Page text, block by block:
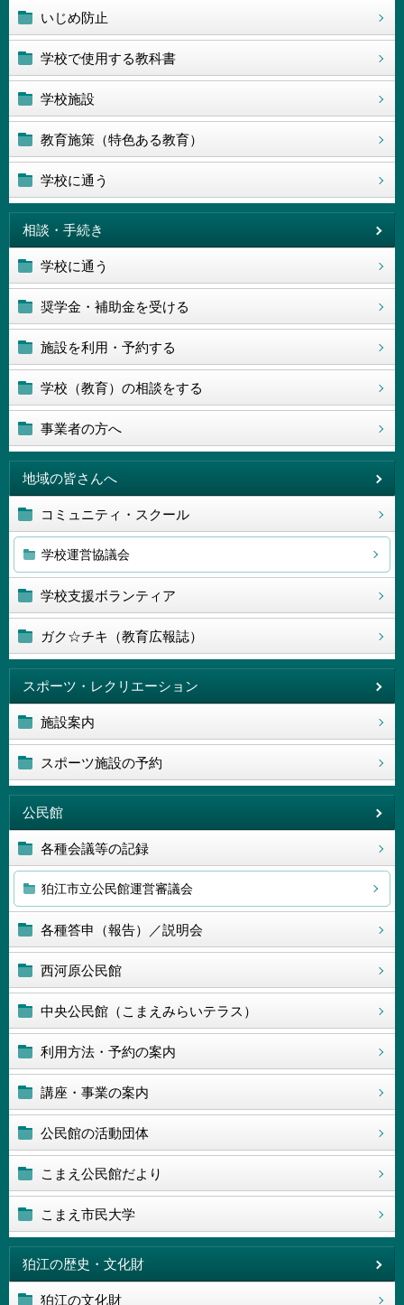
いじめ防止
学校で使用する教科書
学校施設
教育施策（特色ある教育）
学校に通う
相談・手続き
学校に通う
奨学金・補助金を受ける
施設を利用・予約する
学校（教育）の相談をする
事業者の方へ
地域の皆さんへ
コミュニティ・スクール
学校運営協議会
学校支援ボランティア
ガク☆チキ（教育広報誌）
スポーツ・レクリエーション
施設案内
スポーツ施設の予約
公民館
各種会議等の記録
狛江市立公民館運営審議会
各種答申（報告）／説明会
西河原公民館
中央公民館（こまえみらいテラス）
利用方法・予約の案内
講座・事業の案内
公民館の活動団体
こまえ公民館だより
こまえ市民大学
狛江の歴史・文化財
狛江の文化財